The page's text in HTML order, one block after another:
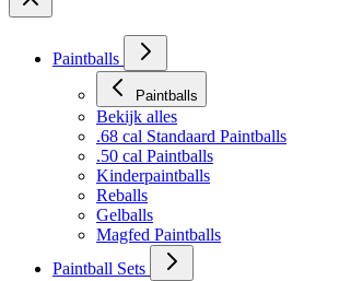
Paintballs
Paintballs
Bekijk alles
.68 cal Standaard Paintballs
.50 cal Paintballs
Kinderpaintballs
Reballs
Gelballs
Magfed Paintballs
Paintball Sets